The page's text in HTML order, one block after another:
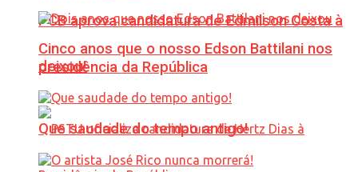
PCB aprova candidatura de Edmilson Costa à
presidência da República
Cinco anos que o nosso Edson Battilani nos
deixou!
Que saudade do tempo antigo!